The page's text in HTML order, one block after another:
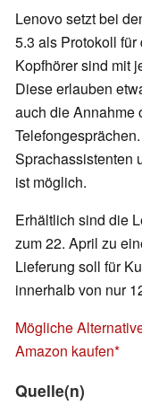
Lenovo setzt bei
5.3 als Protokoll
Kopfhörer sind mit
Diese erlauben
auch die Annahme
Sprachassistenten
ist möglich.
Erhältlich sind die
zum 22. April zu
Lieferung soll für
innerhalb von nur
Mögliche
Amazon kaufen
Quelle(n)